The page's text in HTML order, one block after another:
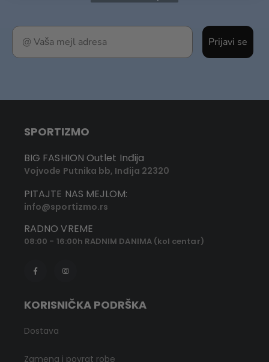
Prijavi se
SPORTIZMO
BIG FASHION Outlet Inđija
Vojvode Putnika bb, Inđija 22320
PITAJTE NAS MEJLOM:
info@sportizmo.rs
RADNO VREME
08:00 - 16:00h RADNIM DANIMA (kol centar)
KORISNIČKA PODRŠKA
Dostava
Zamena i povrat robe